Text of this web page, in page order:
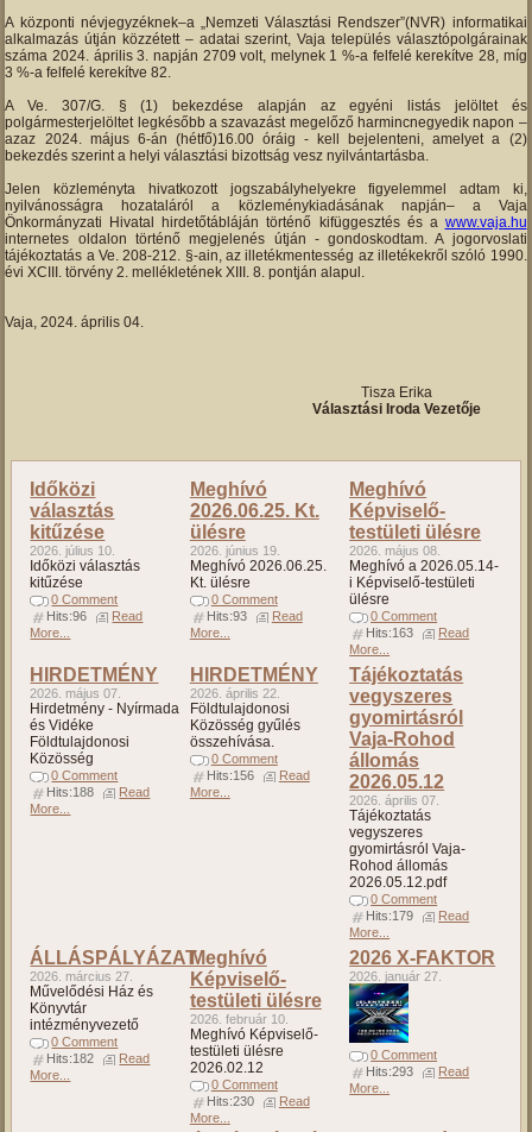
A központi névjegyzéknek–a „Nemzeti Választási Rendszer”(NVR) informatikai
alkalmazás útján közzétett – adatai szerint, Vaja település választópolgárainak
száma 2024. április 3. napján 2709 volt, melynek 1 %-a felfelé kerekítve 28, míg
3 %-a felfelé kerekítve 82.
A Ve. 307/G. § (1) bekezdése alapján az egyéni listás jelöltet és
polgármesterjelöltet legkésőbb a szavazást megelőző harmincnegyedik napon –
azaz 2024. május 6-án (hétfő)16.00 óráig - kell bejelenteni, amelyet a (2)
bekezdés szerint a helyi választási bizottság vesz nyilvántartásba.
Jelen közleményta hivatkozott jogszabályhelyekre figyelemmel adtam ki,
nyilvánosságra hozataláról a közleménykiadásának napján– a Vaja
Önkormányzati Hivatal hirdetőtábláján történő kifüggesztés és a www.vaja.hu
internetes oldalon történő megjelenés útján - gondoskodtam. A jogorvoslati
tájékoztatás a Ve. 208-212. §-ain, az illetékmentesség az illetékekről szóló 1990.
évi XCIII. törvény 2. mellékletének XIII. 8. pontján alapul.
Vaja, 2024. április 04.
Tisza Erika
Választási Iroda Vezetője
Időközi
választás
kitűzése
2026. július 10.
Időközi választás
kitűzése
0 Comment
Hits:96
Read
More...
Meghívó
2026.06.25. Kt.
ülésre
2026. június 19.
Meghívó 2026.06.25.
Kt. ülésre
0 Comment
Hits:93
Read
More...
Meghívó
Képviselő-
testületi ülésre
2026. május 08.
Meghívó a 2026.05.14-
i Képviselő-testületi
ülésre
0 Comment
Hits:163
Read
More...
HIRDETMÉNY
2026. május 07.
Hirdetmény - Nyírmada
és Vidéke
Földtulajdonosi
Közösség
0 Comment
Hits:188
Read
More...
HIRDETMÉNY
2026. április 22.
Földtulajdonosi
Közösség gyűlés
összehívása.
0 Comment
Hits:156
Read
More...
Tájékoztatás
vegyszeres
gyomirtásról
Vaja-Rohod
állomás
2026.05.12
2026. április 07.
Tájékoztatás
vegyszeres
gyomirtásról Vaja-
Rohod állomás
2026.05.12.pdf
0 Comment
Hits:179
Read
More...
ÁLLÁSPÁLYÁZAT
2026. március 27.
Művelődési Ház és
Könyvtár
intézményvezető
0 Comment
Hits:182
Read
More...
Meghívó
Képviselő-
testületi ülésre
2026. február 10.
Meghívó Képviselő-
testületi ülésre
2026.02.12
0 Comment
Hits:230
Read
More...
2026 X-FAKTOR
2026. január 27.
0 Comment
Hits:293
Read
More...